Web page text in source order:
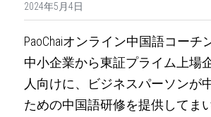
沿革
お問い合わせ
2024年5月4日
PaoChaiオンライン中国語コーチ
中小企業から東証プライム上場
人向けに、ビジネスパーソンが
ための中国語研修を提供してま